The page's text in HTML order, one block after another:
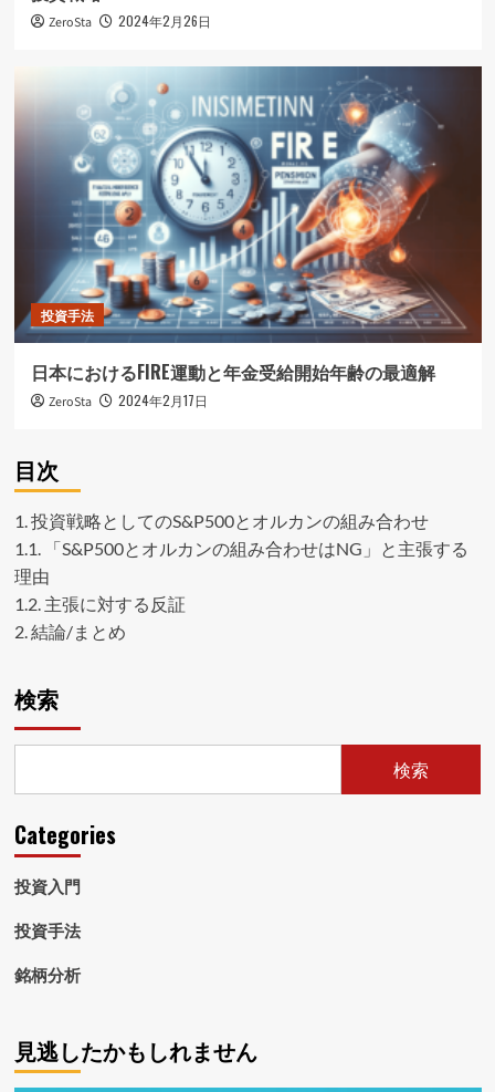
ZeroSta 2024年2月26日
投資手法
日本におけるFIRE運動と年金受給開始年齢の最適解
ZeroSta 2024年2月17日
目次
1.投資戦略としてのS&P500とオルカンの組み合わせ
1.1.「S&P500とオルカンの組み合わせはNG」と主張する
理由
1.2.主張に対する反証
2.結論/まとめ
検索
検索
Categories
投資入門
投資手法
銘柄分析
見逃したかもしれません